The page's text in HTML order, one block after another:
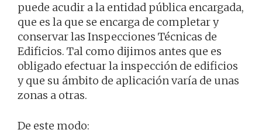
puede acudir a la entidad pública encargada,
que es la que se encarga de completar y
conservar las Inspecciones Técnicas de
Edificios. Tal como dijimos antes que es
obligado efectuar la inspección de edificios
y que su ámbito de aplicación varía de unas
zonas a otras.
De este modo: